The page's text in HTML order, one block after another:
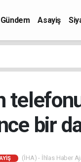
Gündem Asayiş
bir
(İHA) - İhlas Haber